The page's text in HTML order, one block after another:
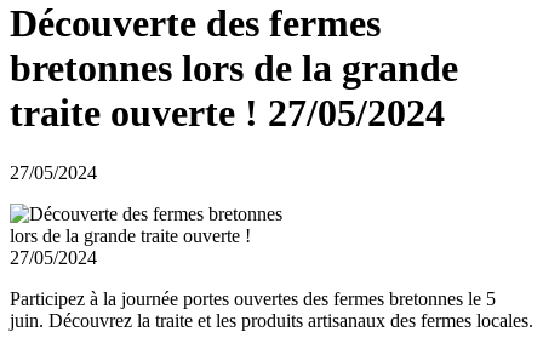
Découverte des fermes
bretonnes lors de la grande
traite ouverte ! 27/05/2024
27/05/2024
Participez à la journée portes ouvertes des fermes bretonnes le 5
juin. Découvrez la traite et les produits artisanaux des fermes locales.